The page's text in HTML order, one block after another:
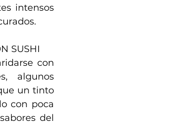
intensos
SUSHI
con
algunos
un tinto
con poca
del